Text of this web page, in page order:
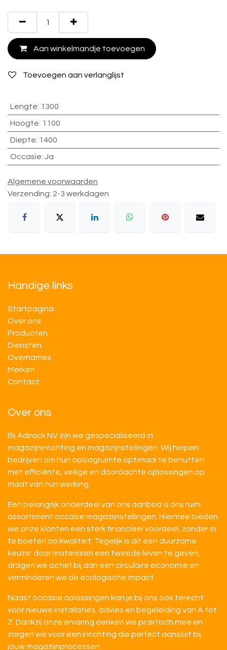
Aan winkelmandje toevoegen
Toevoegen aan verlanglijst
Lengte: 1300
Hoogte: 1100
Diepte: 1400
Occasie: Ja
Algemene voorwaarden
Verzending: 2-3 werkdagen
Handige links
Startpagina
Over ons
Producten
Diensten
Overnames
M​​erken
Contact
Over ons
Bij Adirack NV zijn we gespecialiseerd in
magazijninrichting en magazijnstellingen. Wij helpen
bedrijven om hun opslagruimte optimaal te benutten
met efficiënte, veilige en doordachte oplossingen op
maat van hun werking.
Een belangrijk onderdeel van ons aanbod is ons ruim
assortiment occasie magazijnstellingen. Hiermee bieden
we onze klanten een sterk financieel voordeel, zonder in
te boeten op kwaliteit. Tegelijk is dit een duurzame
keuze: door materialen een tweede leven te geven,
dragen we actief bij aan een circulaire economie en
verminderen we de ecologische impact.
Naast occasie oplossingen kan je bij ons ook terecht
voor nieuwe installaties, advies en begeleiding van A tot
Z. Dankzij onze ervaring denken we praktisch mee en
zorgen we voor een inrichting die perfect aansluit bij
jouw magazijnprocessen.